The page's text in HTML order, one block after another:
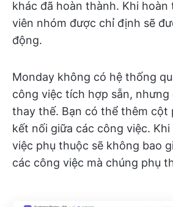
khác đã hoàn thành. Khi hoàn
viên nhóm được chỉ định sẽ
động.
Monday không có hệ thống
công việc tích hợp sẵn,
thay thế. Bạn có thể thêm cột
kết nối giữa các công việc.
việc phụ thuộc sẽ không bao
các công việc mà chúng phụ